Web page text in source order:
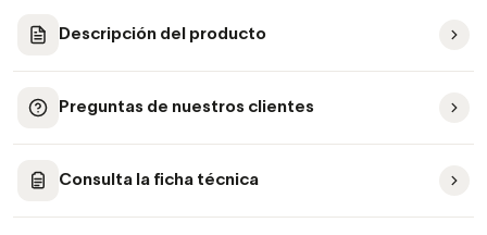
Descripción del producto
Preguntas de nuestros clientes
Consulta la ficha técnica